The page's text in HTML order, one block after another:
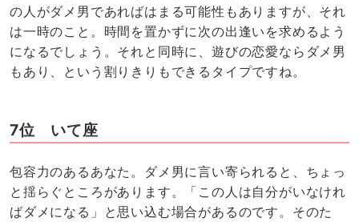
の人がダメ男であればはまる可能性もありますが、それ
は一時のこと。時間を置かずに次の出逢いを求めるよう
になるでしょう。それと同時に、遊びの恋愛ならダメ男
もあり、という割りきりもできるタイプですね。
7位 いて座
包容力のあるあなた。ダメ男に言い寄られると、ちょっ
と揺らぐところがあります。「この人は自分がいなけれ
ばダメになる」と思い込む場合があるのです。そのた